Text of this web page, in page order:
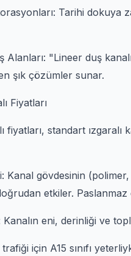
Tarihi dokuya
Alanları: "Lineer duş
şık çözümler sunar.
Fiyatları
fiyatları, standart
Kanal gövdesinin
etkiler.
Kanalın eni, derinliği ve
trafiği için A15 sınıfı